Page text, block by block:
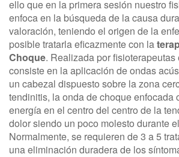
ello que en la primera sesión nuestro
enfoca en la búsqueda de la causa
valoración, teniendo el origen de la
posible tratarla eficazmente con la
Choque. Realizada por fisioterapeutas
consiste en la aplicación de ondas
un cabezal dispuesto sobre la zona
tendinitis, la onda de choque enfocada
energía en el centro del centro de la
dolor siendo un poco molesto durante
Normalmente, se requieren de 3 a 5
una eliminación duradera de los